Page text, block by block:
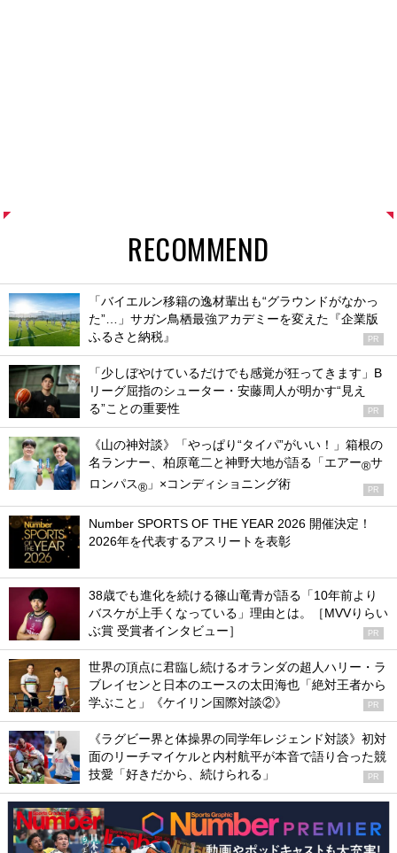
RECOMMEND
「バイエルン移籍の逸材輩出も“グラウンドがなかっ
た”…」サガン鳥栖最強アカデミーを変えた『企業版
ふるさと納税』
PR
「少しぼやけているだけでも感覚が狂ってきます」B
リーグ屈指のシューター・安藤周人が明かす“見え
る”ことの重要性
PR
《山の神対談》「やっぱり“タイパ”がいい！」箱根の
名ランナー、柏原竜二と神野大地が語る「エアー®サ
ロンパス® 」×コンディショニング術 PR
Number SPORTS OF THE YEAR 2026 開催決定！
2026年を代表するアスリートを表彰
38歳でも進化を続ける篠山竜青が語る「10年前より
バスケが上手くなっている」理由とは。［MVVりらい
ぶ賞 受賞者インタビュー］
PR
世界の頂点に君臨し続けるオランダの超人ハリー・ラ
ブレイセンと日本のエースの太田海也「絶対王者から
学ぶこと」《ケイリン国際対談②》
PR
《ラグビー界と体操界の同学年レジェンド対談》初対
面のリーチマイケルと内村航平が本音で語り合った競
技愛「好きだから、続けられる」
PR